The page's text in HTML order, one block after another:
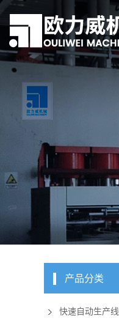
产品分类
快速自动生产线